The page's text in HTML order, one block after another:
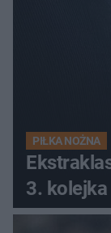
PIŁKA NOŻNA
3.